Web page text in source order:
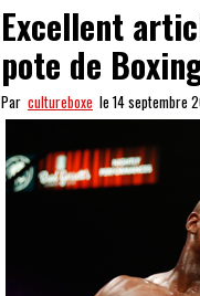
Excellent
pote de
Par cultureboxe le 14 septembre